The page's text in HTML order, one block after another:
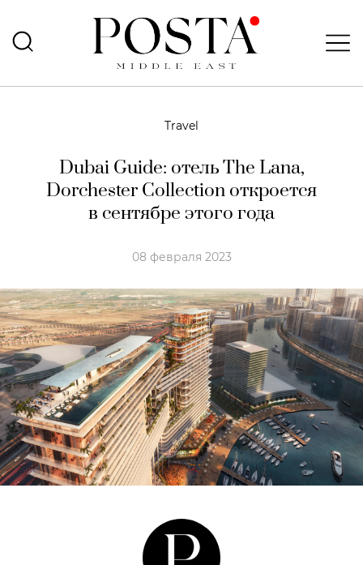
Travel
Dubai Guide: отель The Lana,
Dorchester Collection откроется
в сентябре этого года
08 февраля 2023